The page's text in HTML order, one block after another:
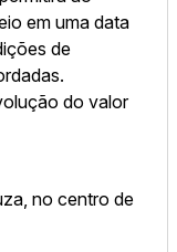
em uma data
de
do valor
no centro de